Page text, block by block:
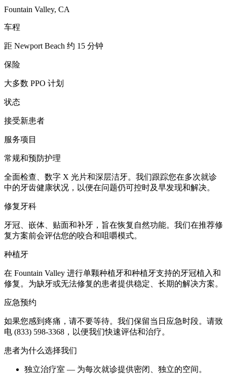
Fountain Valley, CA
车程
距 Newport Beach 约 15 分钟
保险
大多数 PPO 计划
状态
接受新患者
服务项目
常规和预防护理
全面检查、数字 X 光片和深层洁牙。我们跟踪您在多次就诊
中的牙齿健康状况，以便在问题仍可控时及早发现和解决。
修复牙科
牙冠、嵌体、贴面和补牙，旨在恢复自然功能。我们在推荐修
复方案前会评估您的咬合和咀嚼模式。
种植牙
在 Fountain Valley 进行单颗种植牙和种植牙支持的牙冠植入和
修复。为缺牙或无法修复的患者提供稳定、长期的解决方案。
应急预约
如果您感到疼痛，请不要等待。我们保留当日应急时段。请致
电 (833) 598-3368，以便我们快速评估和治疗。
患者为什么选择我们
独立治疗室 — 为每次就诊提供密闭、独立的空间。